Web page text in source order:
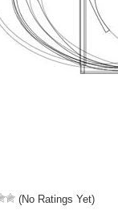
(No Ratings Yet)